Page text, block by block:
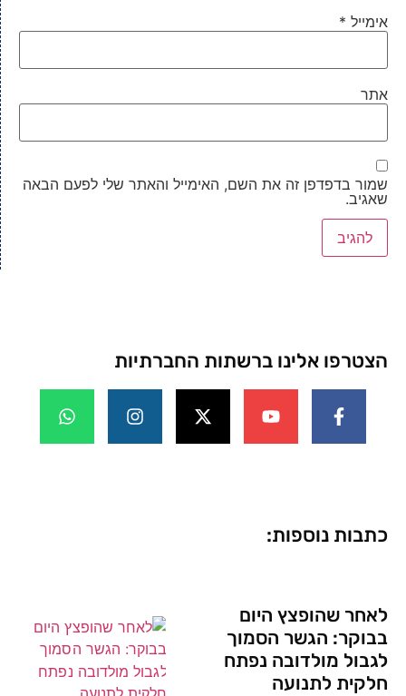
אימייל *
אתר
שמור בדפדפן זה את השם, האימייל והאתר שלי לפעם הבאה
שאגיב.
הצטרפו אלינו ברשתות החברתיות
כתבות נוספות:
לאחר שהופצץ היום
בבוקר: הגשר הסמוך
לגבול מולדובה נפתח
חלקית לתנועה